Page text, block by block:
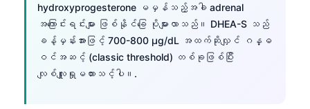
hydroxyprogesterone မမှန်သည့်အခါ adrenal
အကြောင်းရင်းများ ဖြစ်နိုင်ခြေ ပိုများလာသည်။ DHEA-S သည်
ခန့်မှန်းအားဖြင့် 700-800 µg/dL အထက်ဆိုလျှင် ဂန္ဓ
ဝင်အဆင့် (classic threshold) တစ်ခုဖြစ်ပြီး
လျစ်လျူရှုမထားသင့်ပါ။.
Polski
한국어
Slovenščina
Magyar